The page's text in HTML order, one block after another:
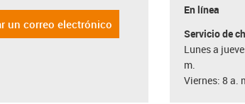
un correo electrónico
En línea
Servicio de
Lunes a
m.
Viernes: 8 a.